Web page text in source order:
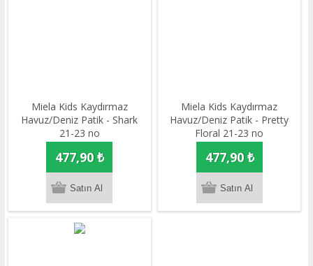
Miela Kids Kaydırmaz
Havuz/Deniz Patik - Shark
21-23 no
477,90 ₺
Miela Kids Kaydırmaz
Havuz/Deniz Patik - Pretty
Floral 21-23 no
477,90 ₺